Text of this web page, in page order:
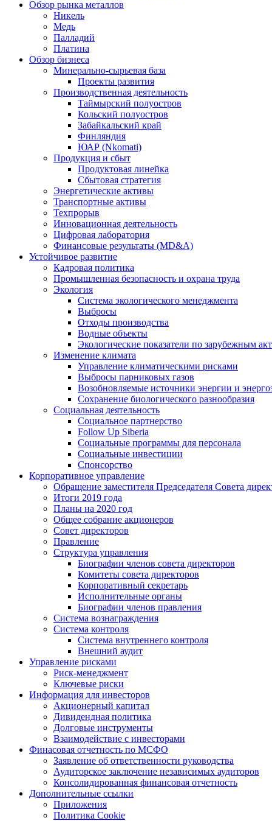
Обзор рынка металлов
Никель
Медь
Палладий
Платина
Обзор бизнеса
Минерально-сырьевая база
Проекты развития
Производственная деятельность
Таймырский полуостров
Кольский полуостров
Забайкальский край
Финляндия
ЮАР (Nkomati)
Продукция и сбыт
Продуктовая линейка
Сбытовая стратегия
Энергетические активы
Транспортные активы
Техпрорыв
Инновационная деятельность
Цифровая лаборатория
Финансовые результаты (MD&A)
Устойчивое развитие
Кадровая политика
Промышленная безопасность и охрана труда
Экология
Система экологического менеджмента
Выбросы
Отходы производства
Водные объекты
Экологические показатели по зарубежным
Изменение климата
Управление климатическими рисками
Выбросы парниковых газов
Возобновляемые источники энергии и
Сохранение биологического разнообразия
Социальная деятельность
Социальное партнерство
Follow Up Siberia
Социальные программы для персонала
Социальные инвестиции
Спонсорство
Корпоративное управление
Обращение заместителя Председателя Совета
Итоги 2019 года
Планы на 2020 год
Общее собрание акционеров
Совет директоров
Правление
Структура управления
Биографии членов совета директоров
Комитеты совета директоров
Корпоративный секретарь
Исполнительные органы
Биографии членов правления
Система вознаграждения
Система контроля
Система внутреннего контроля
Внешний аудит
Управление рисками
Риск-менеджмент
Ключевые риски
Информация для инвесторов
Акционерный капитал
Дивидендная политика
Долговые инструменты
Взаимодействие с инвеcторами
Финасовая отчетность по МСФО
Заявление об ответственности руководства
Аудиторское заключение независимых аудиторов
Консолидированная финансовая отчетность
Дополнительные ссылки
Приложения
Политика Cookie